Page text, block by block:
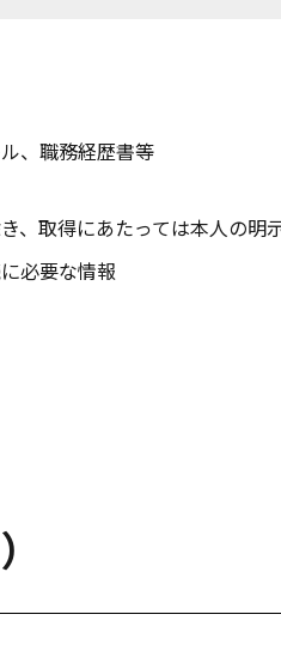
、職務経歴書等
、取得にあたっては本人の明
必要な情報